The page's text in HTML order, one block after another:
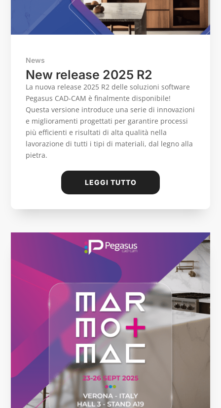
New release 2025 R2
News
La nuova release 2025 R2 delle soluzioni software
Pegasus CAD-CAM è finalmente disponibile!
Questa versione introduce una serie di innovazioni
e miglioramenti progettati per garantire processi
più efficienti e risultati di alta qualità nella
lavorazione di tutti i tipi di materiali, dal legno alla
pietra.
LEGGI TUTTO